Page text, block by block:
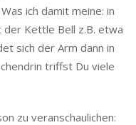
ich damit meine: in
Kettle Bell z.B. etwa
sich der Arm dann in
triffst Du viele
zu veranschaulichen: